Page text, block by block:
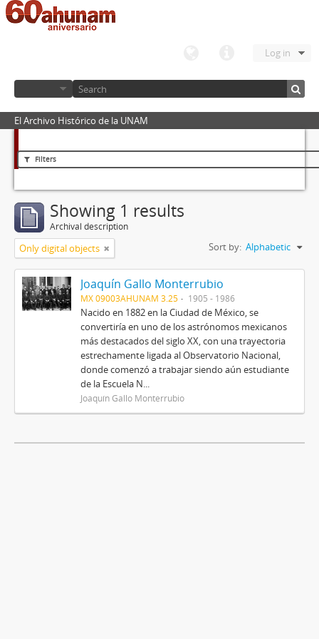
Log in
El Archivo Histórico de la UNAM
Filters
Showing 1 results
Archival description
Only digital objects Sort by: Alphabetic
Joaquín Gallo Monterrubio
MX 09003AHUNAM 3.25 1905 - 1986
Nacido en 1882 en la Ciudad de México, se
convertiría en uno de los astrónomos mexicanos
más destacados del siglo XX, con una trayectoria
estrechamente ligada al Observatorio Nacional,
donde comenzó a trabajar siendo aún estudiante
de la Escuela N...
Joaquín Gallo Monterrubio